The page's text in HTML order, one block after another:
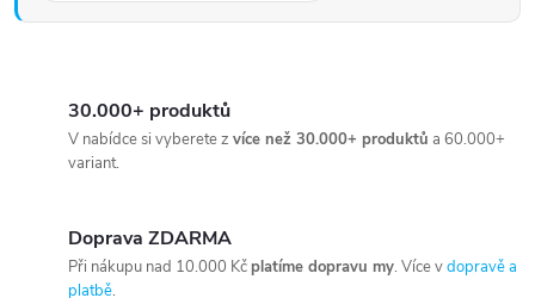
30.000+ produktů
V nabídce si vyberete z více než 30.000+ produktů a 60.000+
variant.
Doprava ZDARMA
Při nákupu nad 10.000 Kčplatíme dopravu my. Více vdopravě a
platbě.